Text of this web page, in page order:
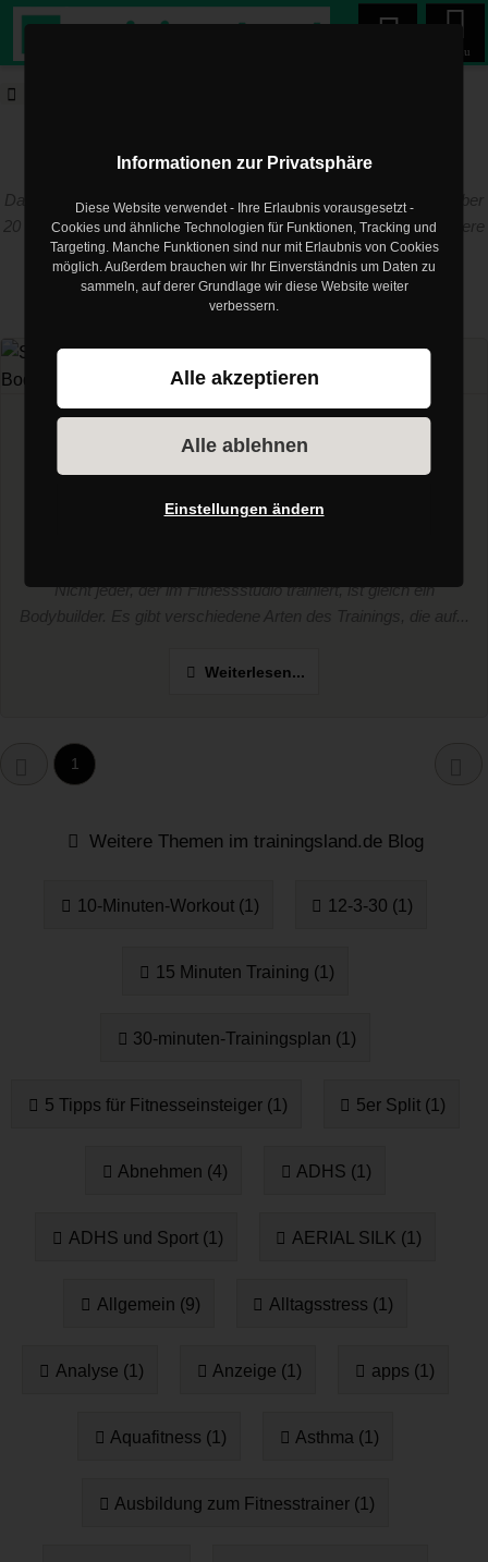
Menu
trainingsland.de Blog
Das Training muss zum Menschen passen! Die Erfahrung aus über
20 Jahren als Trainer und Physiotherapeut im Profisport sind unsere
Basis
Artikel zum Thema
Stärke oder Ästhetik? Ein
umfassender Vergleich von
Bodybuilding
Nicht jeder, der im Fitnessstudio trainiert, ist gleich ein
Weiterlesen...
1
Weitere Themen im trainingsland.de Blog
10-Minuten-Workout (1) 12-3-30 (1)
15 Minuten Training (1)
30-minuten-Trainingsplan (1)
5 Tipps für Fitnesseinsteiger (1) 5er Split (1)
Abnehmen (4) ADHS (1)
ADHS und Sport (1) AERIAL SILK (1)
Allgemein (9) Alltagsstress (1)
Analyse (1) Anzeige (1) apps (1)
Aquafitness (1) Asthma (1)
Ausbildung zum Fitnesstrainer (1)
Informationen zur Privatsphäre
Diese Website verwendet - Ihre Erlaubnis vorausgesetzt -
Cookies und ähnliche Technologien für Funktionen, Tracking und
Targeting. Manche Funktionen sind nur mit Erlaubnis von Cookies
möglich. Außerdem brauchen wir Ihr Einverständnis um Daten zu
sammeln, auf derer Grundlage wir diese Website weiter
verbessern.
Alle akzeptieren
Alle ablehnen
Einstellungen ändern